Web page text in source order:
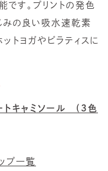
です。プリントの発色
みの良い吸水速乾素
トヨガやピラティスに
トキャミソール (3色
プ一覧